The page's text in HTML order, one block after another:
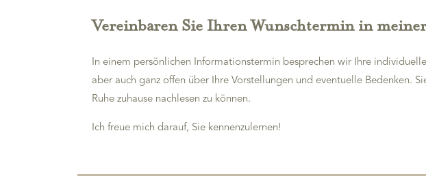
Vereinbaren Sie Ihren Wunschtermin in
In einem persönlichen Informationstermin besprechen wir Ihre
aber auch ganz offen über Ihre Vorstellungen und eventuelle Bedenken.
Ruhe zuhause nachlesen zu können.
Ich freue mich darauf, Sie kennenzulernen!